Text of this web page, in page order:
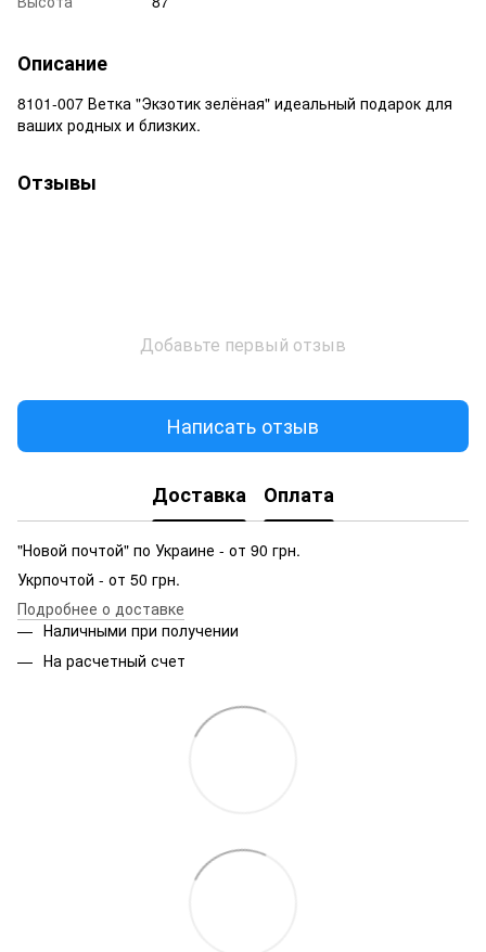
Описание
8101-007 Ветка "Экзотик зелёная" идеальный подарок для
ваших родных и близких.
Отзывы
Добавьте первый отзыв
Написать отзыв
Доставка Оплата
"Новой почтой" по Украине - от 90 грн.
Укрпочтой - от 50 грн.
Подробнее о доставке
Наличными при получении
На расчетный счет